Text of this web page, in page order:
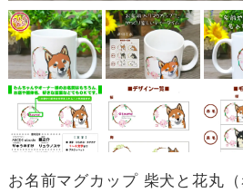
お名前マグカップ 柴犬と花丸（